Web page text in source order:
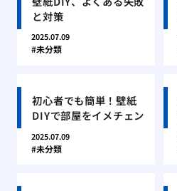
と対策
2025.07.09
未分類
初心者でも簡単！壁紙
DIYで部屋をイメチェン
2025.07.09
未分類